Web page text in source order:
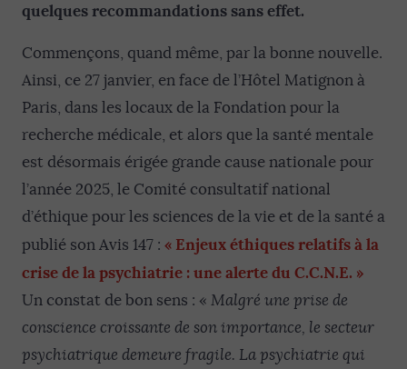
quelques recommandations sans effet.
Commençons, quand même, par la bonne nouvelle.
Ainsi, ce 27 janvier, en face de l’Hôtel Matignon à
Paris, dans les locaux de la Fondation pour la
recherche médicale, et alors que la santé mentale
est désormais érigée grande cause nationale pour
l’année 2025, le Comité consultatif national
d’éthique pour les sciences de la vie et de la santé a
publié son Avis 147 : « Enjeux éthiques relatifs à la
crise de la psychiatrie : une alerte du C.C.N.E. »
Un constat de bon sens : « Malgré une prise de
conscience croissante de son importance, le secteur
psychiatrique demeure fragile. La psychiatrie qui